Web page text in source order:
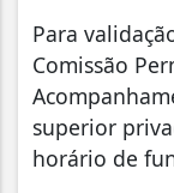
Para
Comissão
superior
horário de